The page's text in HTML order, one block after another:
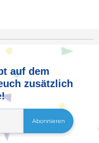
auf dem
zusätzlich
Abonnieren